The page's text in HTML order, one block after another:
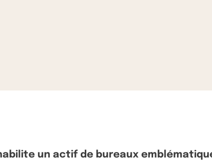
un actif de bureaux